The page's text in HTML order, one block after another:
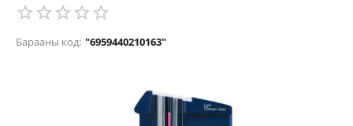
Барааны код: "6959440210163"